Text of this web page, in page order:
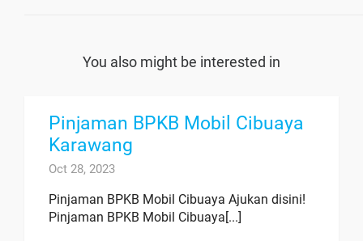
You also might be interested in
Pinjaman BPKB Mobil Cibuaya
Karawang
Oct 28, 2023
Pinjaman BPKB Mobil Cibuaya Ajukan disini!
Pinjaman BPKB Mobil Cibuaya[...]